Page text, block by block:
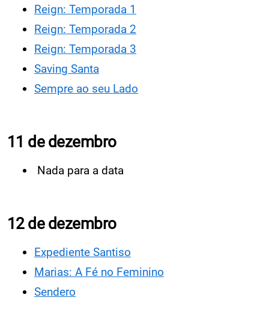
Reign: Temporada 1
Reign: Temporada 2
Reign: Temporada 3
Saving Santa
Sempre ao seu Lado
11 de dezembro
Nada para a data
12 de dezembro
Expediente Santiso
Marias: A Fé no Feminino
Sendero